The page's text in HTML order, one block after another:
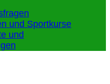
und Sportkurse
und